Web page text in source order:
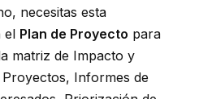
necesitas esta
el Plan de Proyecto para
matriz de Impacto y
Informes de